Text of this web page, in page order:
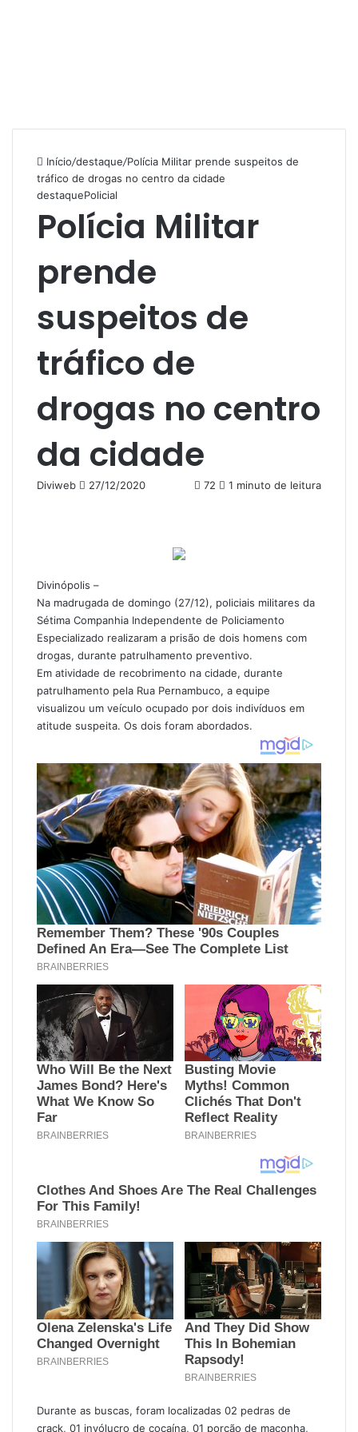
Início/destaque/Polícia Militar prende suspeitos de
tráfico de drogas no centro da cidade
destaquePolicial
Polícia Militar
prende
suspeitos de
tráfico de
drogas no centro
da cidade
Diviweb
Mande
27/12/2020 72 1 minuto de leitura
Divinópolis –
Na madrugada de domingo (27/12), policiais militares da
Sétima Companhia Independente de Policiamento
Especializado realizaram a prisão de dois homens com
drogas, durante patrulhamento preventivo.
Em atividade de recobrimento na cidade, durante
patrulhamento pela Rua Pernambuco, a equipe
visualizou um veículo ocupado por dois indivíduos em
atitude suspeita. Os dois foram abordados.
Durante as buscas, foram localizadas 02 pedras de
crack, 01 invólucro de cocaína, 01 porção de maconha,